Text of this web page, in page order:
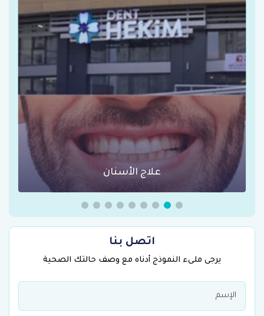
عمليات السمنة في تركيا
اتصل بنا
يرجى ملىء النموذج أدناه مع وصف حالتك الصحية